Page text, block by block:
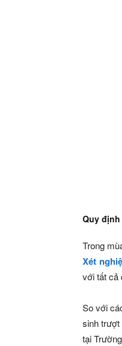
Quy định
Trong
Xét
với tất cả
So với
sinh trượt
tại